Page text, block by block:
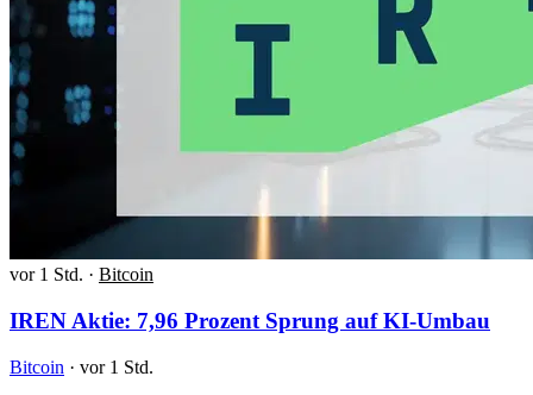
vor 1 Std. · Bitcoin
IREN Aktie: 7,96 Prozent Sprung auf KI-Umbau
Bitcoin · vor 1 Std.